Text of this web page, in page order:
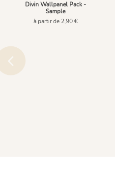
Divin Wallpanel Pack -
Sample
à partir de 2,90 €